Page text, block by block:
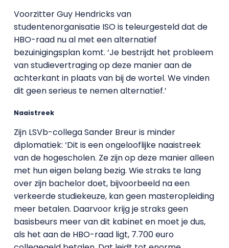
Voorzitter Guy Hendricks van
studentenorganisatie ISO is teleurgesteld dat de
HBO-raad nu al met een alternatief
bezuinigingsplan komt. ‘Je bestrijdt het probleem
van studievertraging op deze manier aan de
achterkant in plaats van bij de wortel. We vinden
dit geen serieus te nemen alternatief.’
Naaistreek
Zijn LSVb-collega Sander Breur is minder
diplomatiek: ‘Dit is een ongelooflijke naaistreek
van de hogescholen. Ze zijn op deze manier alleen
met hun eigen belang bezig. Wie straks te lang
over zijn bachelor doet, bijvoorbeeld na een
verkeerde studiekeuze, kan geen masteropleiding
meer betalen. Daarvoor krijg je straks geen
basisbeurs meer van dit kabinet en moet je dus,
als het aan de HBO-raad ligt, 7.700 euro